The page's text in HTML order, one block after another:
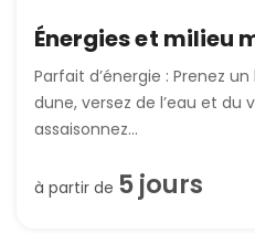
Énergies et milieu
Parfait d’énergie : Prenez
dune, versez de l’eau et du
assaisonnez...
à partir de 5jours